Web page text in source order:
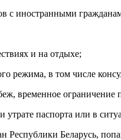
с иностранными
и на отдыхе;
режима, в том числе
временное ограничение
утрате паспорта или в
Республики Беларусь,